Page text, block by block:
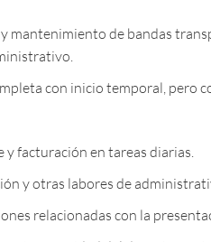
mantenimiento de bandas
con inicio temporal,
facturación en tareas diarias.
y otras labores de
relacionadas con la